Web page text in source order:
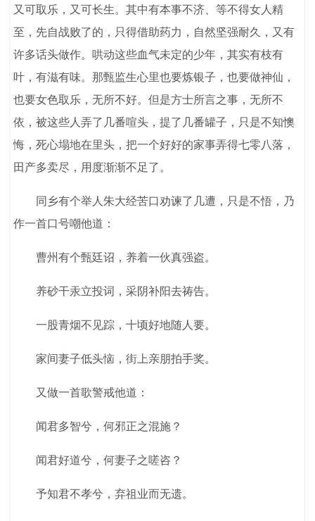
又可取乐，又可长生。其中有本事不济、等不得女人精
至，先自战败了的，只得借助药力，自然坚强耐久，又有
许多话头做作。哄动这些血气未定的少年，其实有枝有
叶，有滋有味。那甄监生心里也要炼银子，也要做神仙，
也要女色取乐，无所不好。但是方士所言之事，无所不
依，被这些人弄了几番喧头，提了几番罐子，只是不知懊
悔，死心塌地在里头，把一个好好的家事弄得七零八落，
田产多卖尽，用度渐渐不足了。
同乡有个举人朱大经苦口劝谏了几遭，只是不悟，乃
作一首口号嘲他道：
曹州有个甄廷诏，养着一伙真强盗。
养砂干汞立投词，采阴补阳去祷告。
一股青烟不见踪，十顷好地随人要。
家间妻子低头恼，街上亲朋拍手奖。
又做一首歌警戒他道：
闻君多智兮，何邪正之混施？
闻君好道兮，何妻子之嗟咨？
予知君不孝兮，弃祖业而无遗。